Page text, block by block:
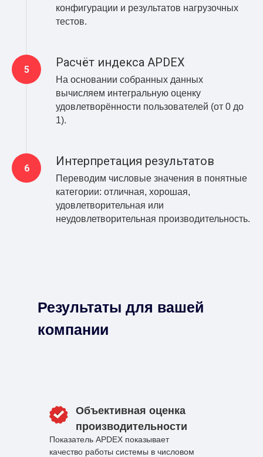
конфигурации и результатов нагрузочных
тестов.
Расчёт индекса APDEX
На основании собранных данных
вычисляем интегральную оценку
удовлетворённости пользователей (от 0 до
1).
Интерпретация результатов
Переводим числовые значения в понятные
категории: отличная, хорошая,
удовлетворительная или
неудовлетворительная производительность.
Результаты для вашей
компании
Объективная оценка
производительности
Показатель APDEX показывает
качество работы системы в числовом